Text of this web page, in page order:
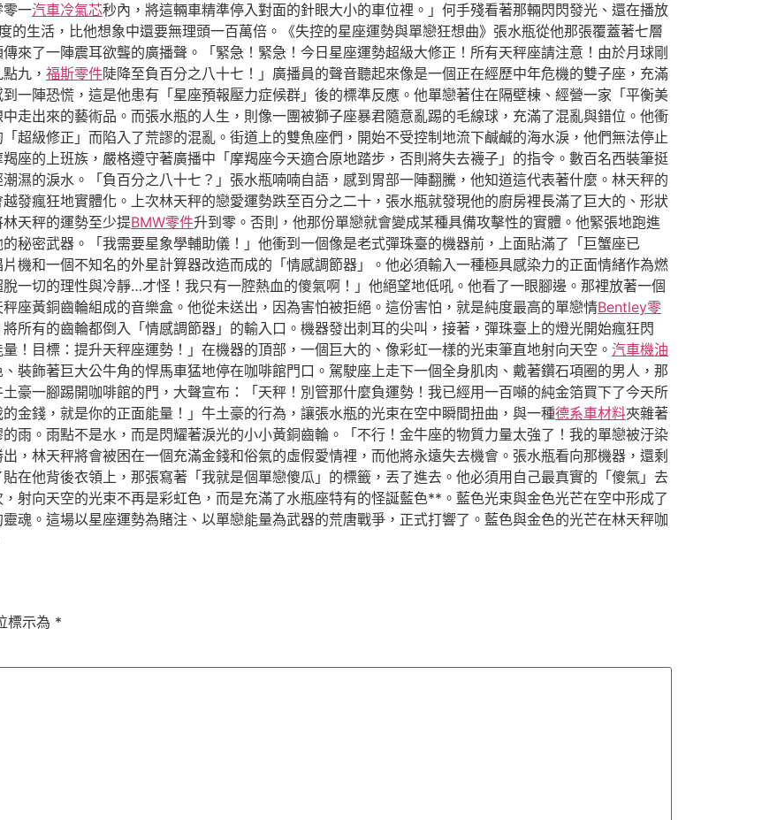
零一汽車冷氣芯秒內，將這輛車精準停入對面的針眼大小的車位裡。」何手殘看著那輛閃閃發光、還在播放
的生活，比他想象中還要無理頭一百萬倍。《失控的星座運勢與單戀狂想曲》張水瓶從他那張覆蓋著七層
來了一陣震耳欲聾的廣播聲。「緊急！緊急！今日星座運勢超級大修正！所有天秤座請注意！由於月球剛
九， 福斯零件陡降至負百分之八十七！」廣播員的聲音聽起來像是一個正在經歷中年危機的雙子座，充滿
一陣恐慌，這是他患有「星座預報壓力症候群」後的標準反應。他單戀著住在隔壁棟、經營一家「平衡美
走出來的藝術品。而張水瓶的人生，則像一團被獅子座暴君隨意亂踢的毛線球，充滿了混亂與錯位。他衝
超級修正」而陷入了荒謬的混亂。街道上的雙魚座們，開始不受控制地流下鹹鹹的海水淚，他們無法停止
座的上班族，嚴格遵守著廣播中「摩羯座今天適合原地踏步，否則將失去襪子」的指令。數百名西裝筆挺
濕的淚水。「負百分之八十七？」張水瓶喃喃自語，感到胃部一陣翻騰，他知道這代表著什麼。林天秤的
發瘋狂地實體化。上次林天秤的戀愛運勢跌至百分之二十，張水瓶就發現他的廚房裡長滿了巨大的、形狀
天秤的運勢至少提BMW零件升到零。否則，他那份單戀就會變成某種具備攻擊性的實體。他緊張地跑進
秘密武器。「我需要星象學輔助儀！」他衝到一個像是老式彈珠臺的機器前，上面貼滿了「巨蟹座已
機和一個不知名的外星計算器改造而成的「情感調節器」。他必須輸入一種極具感染力的正面情緒作為燃
一切的理性與冷靜…才怪！我只有一腔熱血的傻氣啊！」他絕望地低吼。他看了一眼腳邊。那裡放著一個
座黃銅齒輪組成的音樂盒。他從未送出，因為害怕被拒絕。這份害怕，就是純度最高的單戀情Bentley零
所有的齒輪都倒入「情感調節器」的輸入口。機器發出刺耳的尖叫，接著，彈珠臺上的燈光開始瘋狂閃
！目標：提升天秤座運勢！」在機器的頂部，一個巨大的、像彩虹一樣的光束筆直地射向天空。 汽車機油
裝飾著巨大公牛角的悍馬車猛地停在咖啡館門口。駕駛座上走下一個全身肌肉、戴著鑽石項圈的男人，那
一腳踢開咖啡館的門，大聲宣布：「天秤！別管那什麼負運勢！我已經用一百噸的純金箔買下了今天所
金錢，就是你的正面能量！」牛土豪的行為，讓張水瓶的光束在空中瞬間扭曲，與一種德系車材料夾雜著
雨。雨點不是水，而是閃耀著淚光的小小黃銅齒輪。「不行！金牛座的物質力量太強了！我的單戀被汙染
，林天秤將會被困在一個充滿金錢和俗氣的虛假愛情裡，而他將永遠失去機會。張水瓶看向那機器，還剩
在他背後衣領上，那張寫著「我就是個單戀傻瓜」的標籤，丟了進去。他必須用自己最真實的「傻氣」去
射向天空的光束不再是彩虹色，而是充滿了水瓶座特有的怪誕藍色**。藍色光束與金色光芒在空中形成了
魂。這場以星座運勢為賭注、以單戀能量為武器的荒唐戰爭，正式打響了。藍色與金色的光芒在林天秤咖
標示為 *